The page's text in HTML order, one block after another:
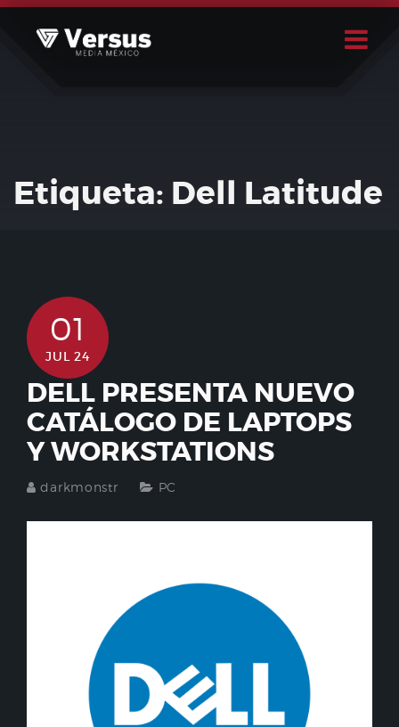
Skip
Etiqueta: Dell Latitude
01
JUL 24
DELL PRESENTA NUEVO
CATÁLOGO DE LAPTOPS
Y WORKSTATIONS
darkmonstr PC